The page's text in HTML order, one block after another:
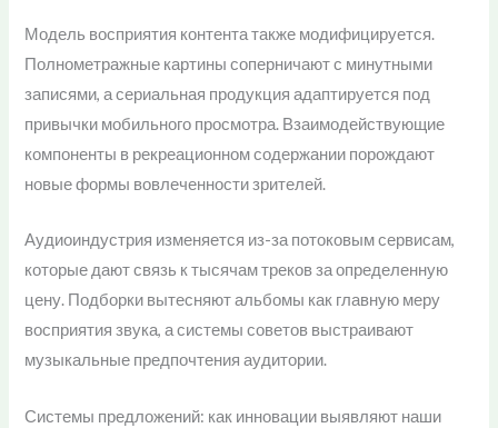
Модель восприятия контента также модифицируется.
Полнометражные картины соперничают с минутными
записями, а сериальная продукция адаптируется под
привычки мобильного просмотра. Взаимодействующие
компоненты в рекреационном содержании порождают
новые формы вовлеченности зрителей.
Аудиоиндустрия изменяется из-за потоковым сервисам,
которые дают связь к тысячам треков за определенную
цену. Подборки вытесняют альбомы как главную меру
восприятия звука, а системы советов выстраивают
музыкальные предпочтения аудитории.
Системы предложений: как инновации выявляют наши